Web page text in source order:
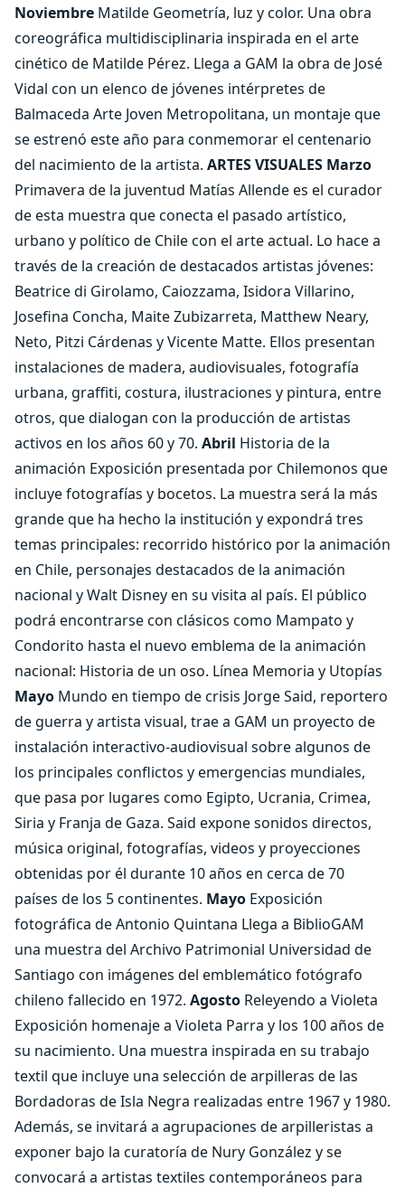
Noviembre Matilde Geometría, luz y color. Una obra
coreográfica multidisciplinaria inspirada en el arte
cinético de Matilde Pérez. Llega a GAM la obra de José
Vidal con un elenco de jóvenes intérpretes de
Balmaceda Arte Joven Metropolitana, un montaje que
se estrenó este año para conmemorar el centenario
del nacimiento de la artista. ARTES VISUALES Marzo
Primavera de la juventud Matías Allende es el curador
de esta muestra que conecta el pasado artístico,
urbano y político de Chile con el arte actual. Lo hace a
través de la creación de destacados artistas jóvenes:
Beatrice di Girolamo, Caiozzama, Isidora Villarino,
Josefina Concha, Maite Zubizarreta, Matthew Neary,
Neto, Pitzi Cárdenas y Vicente Matte. Ellos presentan
instalaciones de madera, audiovisuales, fotografía
urbana, graffiti, costura, ilustraciones y pintura, entre
otros, que dialogan con la producción de artistas
activos en los años 60 y 70. Abril Historia de la
animación Exposición presentada por Chilemonos que
incluye fotografías y bocetos. La muestra será la más
grande que ha hecho la institución y expondrá tres
temas principales: recorrido histórico por la animación
en Chile, personajes destacados de la animación
nacional y Walt Disney en su visita al país. El público
podrá encontrarse con clásicos como Mampato y
Condorito hasta el nuevo emblema de la animación
nacional: Historia de un oso. Línea Memoria y Utopías
Mayo Mundo en tiempo de crisis Jorge Said, reportero
de guerra y artista visual, trae a GAM un proyecto de
instalación interactivo-audiovisual sobre algunos de
los principales conflictos y emergencias mundiales,
que pasa por lugares como Egipto, Ucrania, Crimea,
Siria y Franja de Gaza. Said expone sonidos directos,
música original, fotografías, videos y proyecciones
obtenidas por él durante 10 años en cerca de 70
países de los 5 continentes. Mayo Exposición
fotográfica de Antonio Quintana Llega a BiblioGAM
una muestra del Archivo Patrimonial Universidad de
Santiago con imágenes del emblemático fotógrafo
chileno fallecido en 1972. Agosto Releyendo a Violeta
Exposición homenaje a Violeta Parra y los 100 años de
su nacimiento. Una muestra inspirada en su trabajo
textil que incluye una selección de arpilleras de las
Bordadoras de Isla Negra realizadas entre 1967 y 1980.
Además, se invitará a agrupaciones de arpilleristas a
exponer bajo la curatoría de Nury González y se
convocará a artistas textiles contemporáneos para